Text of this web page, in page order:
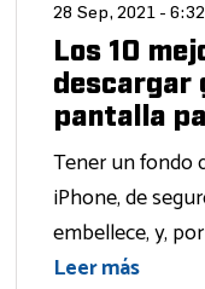
28 Sep, 2021 -
Los 10
descargar
pantalla
Tener un fondo
iPhone, de
embellece, y,
Leer más